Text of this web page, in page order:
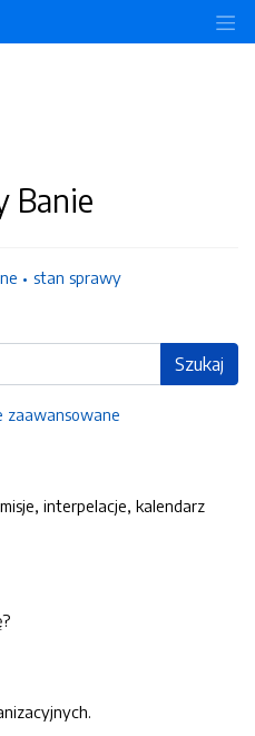
Banie
stan sprawy
Szukaj
zaawansowane
interpelacje, kalendarz